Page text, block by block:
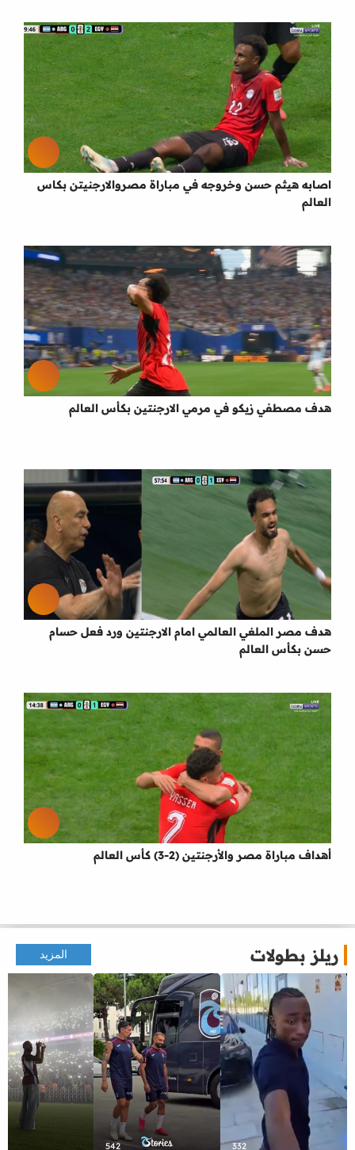
اصابه هيثم حسن وخروجه في مباراة مصروالارجنيتن بكاس
العالم
هدف مصطفي زيكو في مرمي الارجنتين بكأس العالم
هدف مصر الملغي العالمي امام الارجنتين ورد فعل حسام
حسن بكأس العالم
أهداف مباراة مصر والأرجنتين (2-3) كأس العالم
ريلز بطولات المزيد
332
542